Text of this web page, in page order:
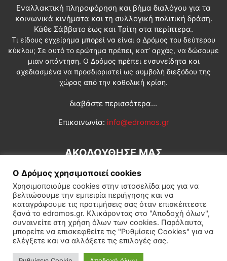
Εναλλακτική πληροφόρηση και βήμα διαλόγου για τα
κοινωνικά κινήματα και τη συλλογική πολιτική δράση.
Κάθε Σάββατο έως και Τρίτη στα περίπτερα.
Τι είδους εγχείρημα μπορεί να είναι ο Δρόμος του δεύτερου
κύκλου; Σε αυτό το ερώτημα πρέπει, κατ’ αρχάς, να δώσουμε
μιαν απάντηση. Ο Δρόμος πρέπει ενσυνείδητα και
σχεδιασμένα να προσδιοριστεί ως συμβολή διεξόδου της
χώρας από την καθολική κρίση.
διαβάστε περισσότερα...
Επικοινωνία: info@edromos.gr
ΑΚΟΛΟΥΘΗΣΕ ΜΑΣ
Εγγραφή συνδρομητή Πολιτική Διεθνή Κοινωνία
Πολιτισμός Αφιερώματα
Ο Δρόμος χρησιμοποιεί cookies
Χρησιμοποιούμε cookies στην ιστοσελίδα μας για να
βελτιώσουμε την εμπειρία περιήγησης και να
καταγράφουμε τις προτιμήσεις σας όταν επισκέπτεστε
ξανά το edromos.gr. Κλικάροντας στο "Αποδοχή όλων",
συναινείτε στη χρήση όλων των cookies. Παρόλαυτα,
μπορείτε να επισκεφθείτε τις "Ρυθμίσεις Cookies" για να
ελέγξετε και να αλλάξετε τις επιλογές σας.